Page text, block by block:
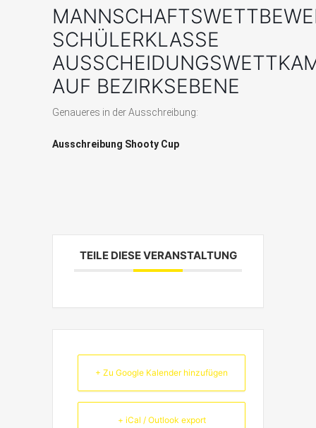
SCHÜLERKLASSE
AUF BEZIRKSEBENE
Genaueres in der Ausschreibung:
Ausschreibung Shooty Cup
TEILE DIESE VERANSTALTUNG
+ Zu Google Kalender hinzufügen
+ iCal / Outlook export